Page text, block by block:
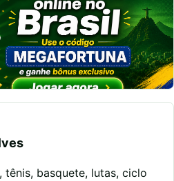
tênis, basquete, lutas, ciclo